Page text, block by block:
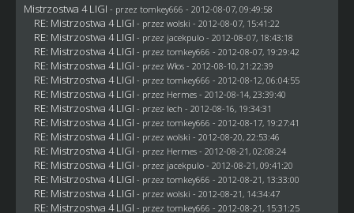
Mistrzostwa 4 LIGI - przez tomkey666 - 2012-08-07, 09:49:58
RE: Mistrzostwa 4 LIGI - przez wolski - 2012-08-07, 15:41:22
RE: Mistrzostwa 4 LIGI - przez jacekpulo- 2012-08-07, 18:43:18
RE: Mistrzostwa 4 LIGI - przez tomkey666 - 2012-08-07, 19:29:42
RE: Mistrzostwa 4 LIGI - przez Włos- 2012-08-10, 21:22:39
RE: Mistrzostwa 4 LIGI - przez tomkey666 - 2012-08-12, 06:04:55
RE: Mistrzostwa 4 LIGI - przez Hermes- 2012-08-14, 23:39:40
RE: Mistrzostwa 4 LIGI - przez lech - 2012-08-16, 19:34:31
RE: Mistrzostwa 4 LIGI - przez tomkey666 - 2012-08-17, 19:27:41
RE: Mistrzostwa 4 LIGI - przez wolski - 2012-08-20, 22:53:46
RE: Mistrzostwa 4 LIGI - przez Hermes- 2012-08-21, 02:08:24
RE: Mistrzostwa 4 LIGI - przez jacekpulo- 2012-08-21, 09:41:20
RE: Mistrzostwa 4 LIGI - przez tomkey666 - 2012-08-21, 13:33:00
RE: Mistrzostwa 4 LIGI - przez wolski - 2012-08-21, 14:34:47
RE: Mistrzostwa 4 LIGI - przez tomkey666 - 2012-08-21, 15:31:25